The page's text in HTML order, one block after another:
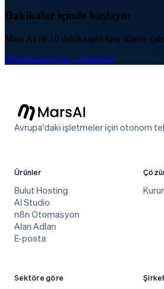
Dakikalar içinde başlayın
Mars AI ile 10 dakika gibi kısa sürede
Dokümantasyonu görüntüle
Avrupa'daki işletmeler için otonom
Ürünler
Bulut Hosting
AI Studio
n8n Otomasyon
Alan Adları
E-posta
Sektöre göre Şirket